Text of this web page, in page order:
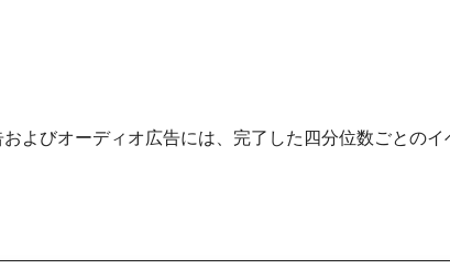
よびオーディオ広告には、完了した四分位数ごとのイ